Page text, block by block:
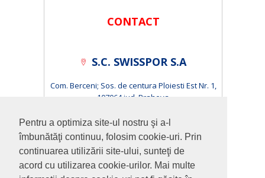
Pentru a optimiza site-ul nostru şi a-l
îmbunătăţi continuu, folosim cookie-uri. Prin
continuarea utilizării site-ului, sunteţi de
acord cu utilizarea cookie-urilor. Mai multe
CONTACT
S.C. SWISSPOR S.A
Com. Berceni; Sos. de centura Ploiesti Est Nr. 1,
107064 jud. Prahova
S.C. ISOPOR S.R.L.
Cluj-Napoca, Calea Baciului, Nr.1-3 400230 jud. Cluj